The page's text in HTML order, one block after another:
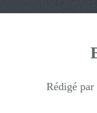
Rédigé